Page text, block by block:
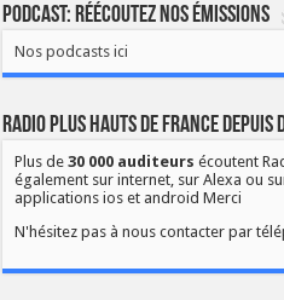
Podcast: Réécoutez nos émissions
Nos podcasts ici
Radio Plus Hauts de France depuis
Plus de30 000 auditeurs écoutent
également sur internet, sur Alexa ou
applications ios et android Merci
N'hésitez pas à nous contacter par